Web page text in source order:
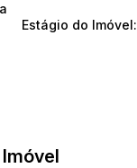
Estágio do Imóvel: